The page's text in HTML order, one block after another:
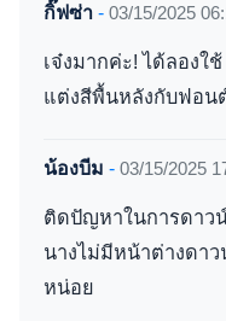
กิ๊ฟซ่า - 03/15/2025
เจ๋งมากค่ะ! ได้ลองใ
แต่งสีพื้นหลังกับฟอน
น้องบีม - 03/15/2025
ติดปัญหาในการดาว
นางไม่มีหน้าต่างดา
หน่อย